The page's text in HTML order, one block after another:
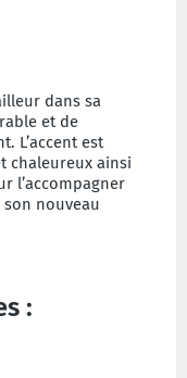
dans sa
et de
L’accent est
chaleureux ainsi
l’accompagner
nouveau
: